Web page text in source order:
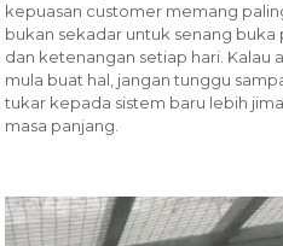
kepuasan customer memang
bukan sekadar untuk senang
dan ketenangan setiap hari. Kalau
mula buat hal, jangan tunggu
tukar kepada sistem baru lebih
masa panjang.